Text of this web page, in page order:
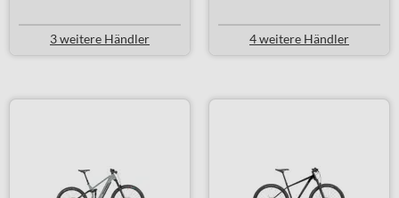
3 weitere Händler 4 weitere Händler